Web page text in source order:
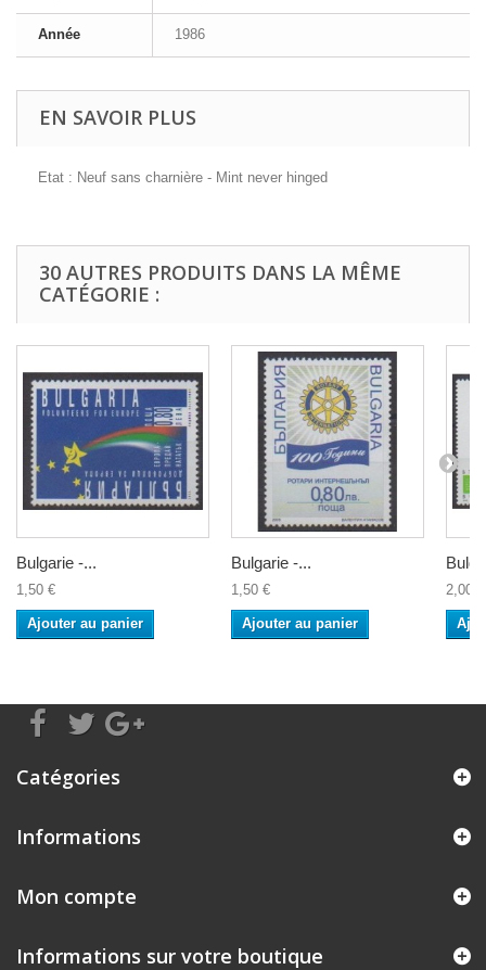
Année 1986
EN SAVOIR PLUS
Etat : Neuf sans charnière - Mint never hinged
30 AUTRES PRODUITS DANS LA MÊME
CATÉGORIE :
Bulgarie -...
1,50 €
Ajouter au panier
Bulgarie -...
1,50 €
Ajouter au panier
2,00 €
Catégories
Informations
Mon compte
Informations sur votre boutique